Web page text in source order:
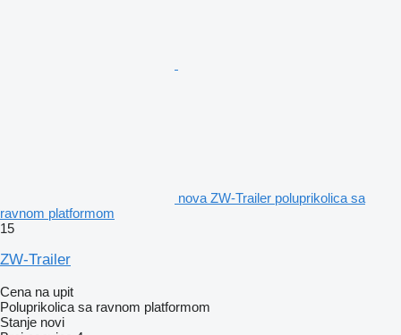
nova ZW-Trailer poluprikolica sa
ravnom platformom
15
ZW-Trailer
Cena na upit
Poluprikolica sa ravnom platformom
Stanje novi